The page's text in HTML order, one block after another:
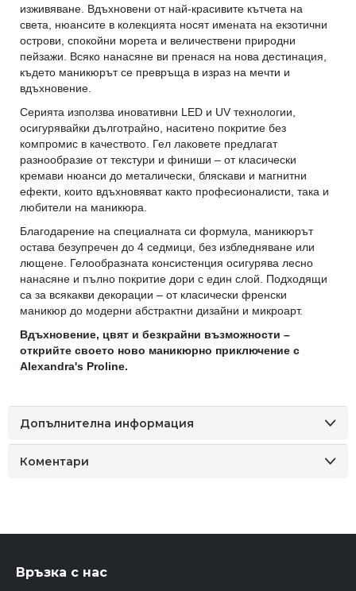
изживяване. Вдъхновени от най-красивите кътчета на
света, нюансите в колекцията носят имената на екзотични
острови, спокойни морета и величествени природни
пейзажи. Всяко нанасяне ви пренася на нова дестинация,
където маникюрът се превръща в израз на мечти и
вдъхновение.
Серията използва иновативни LED и UV технологии,
осигурявайки дълготрайно, наситено покритие без
компромис в качеството. Гел лаковете предлагат
разнообразие от текстури и финиши – от класически
кремави нюанси до металически, бляскави и магнитни
ефекти, които вдъхновяват както професионалисти, така и
любители на маникюра.
Благодарение на специалната си формула, маникюрът
остава безупречен до 4 седмици, без избледняване или
лющене. Гелообразната консистенция осигурява лесно
нанасяне и пълно покритие дори с един слой. Подходящи
са за всякакви декорации – от класически френски
маникюр до модерни абстрактни дизайни и микроарт.
Вдъхновение, цвят и безкрайни възможности –
открийте своето ново маникюрно приключение с
Alexandra's Proline.
Допълнителна информация
Коментари
Връзка с нас